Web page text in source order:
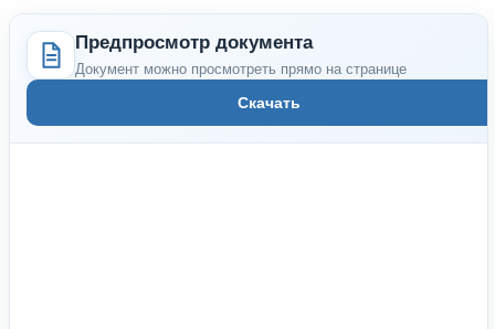
Предпросмотр документа
Документ можно просмотреть прямо на странице
Скачать